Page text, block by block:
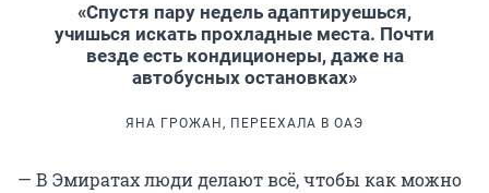
«Спустя пару недель адаптируешься,
учишься искать прохладные места. Почти
везде есть кондиционеры, даже на
автобусных остановках»
ЯНА ГРОЖАН, ПЕРЕЕХАЛА В ОАЭ
— В Эмиратах люди делают всё, чтобы как можно